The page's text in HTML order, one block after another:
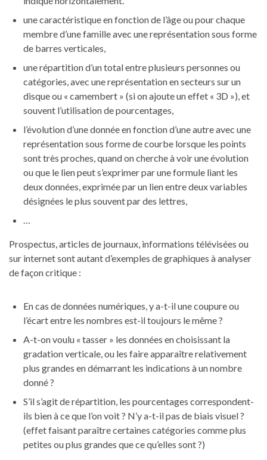
une caractéristique en fonction de l’âge ou pour chaque
membre d’une famille avec une représentation sous forme
de barres verticales,
une répartition d’un total entre plusieurs personnes ou
catégories, avec une représentation en secteurs sur un
disque ou « camembert » (si on ajoute un effet « 3D »), et
souvent l’utilisation de pourcentages,
l’évolution d’une donnée en fonction d’une autre avec une
représentation sous forme de courbe lorsque les points
sont très proches, quand on cherche à voir une évolution
ou que le lien peut s’exprimer par une formule liant les
deux données, exprimée par un lien entre deux variables
désignées le plus souvent par des lettres,
…
Prospectus, articles de journaux, informations télévisées ou
sur internet sont autant d’exemples de graphiques à analyser
de façon critique :
En cas de données numériques, y a-t-il une coupure ou
l’écart entre les nombres est-il toujours le même ?
A-t-on voulu « tasser » les données en choisissant la
gradation verticale, ou les faire apparaître relativement
plus grandes en démarrant les indications à un nombre
donné ?
S’il s’agit de répartition, les pourcentages correspondent-
ils bien à ce que l’on voit ? N’y a-t-il pas de biais visuel ?
(effet faisant paraître certaines catégories comme plus
petites ou plus grandes que ce qu’elles sont ?)